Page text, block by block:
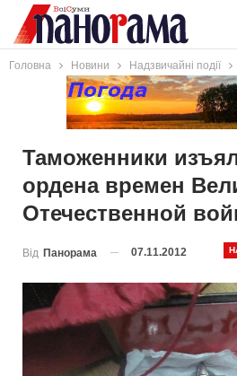
Головна Новини Надзвичайні події
Таможенники
ордена времен
Отечественной
Від Панорама 07.11.2012